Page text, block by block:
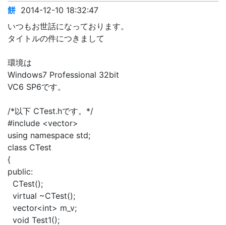
餅 2014-12-10 18:32:47
いつもお世話になっております。
タイトルの件につきまして
環境は
Windows7 Professional 32bit
VC6 SP6です。
/*以下 CTest.hです。*/
#include <vector>
using namespace std;
class CTest
{
public:
CTest();
virtual ~CTest();
vector<int> m_v;
void Test1();